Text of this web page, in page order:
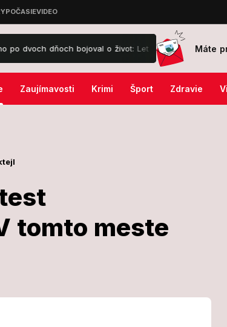
bojoval o život: Let domov ho mohol zabiť! Máte
Zaujímavosti Krimi Šport Zdravie
tomto meste
protest
V tomto